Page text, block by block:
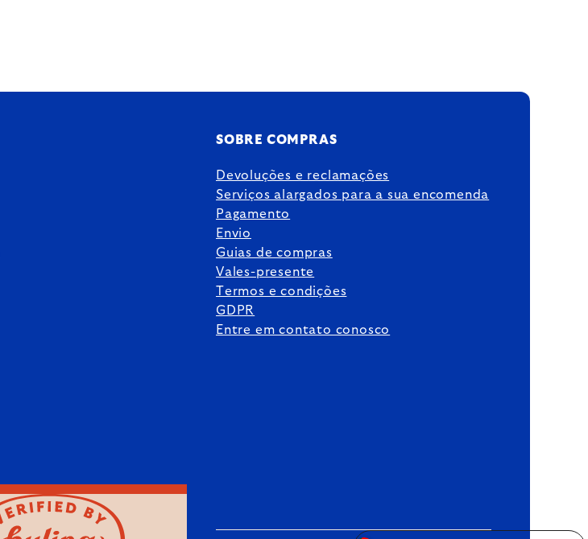
SOBRE COMPRAS
Devoluções e reclamações
Serviços alargados para a sua encomenda
Pagamento
Envio
Guias de compras
Vales-presente
Termos e condições
GDPR
Entre em contato conosco